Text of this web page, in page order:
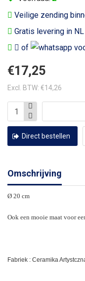
Veilige zending
Gratis levering in
of
€17,25
Excl. BTW: €14,26
Direct bestellen
Omschrijving
Ø 20 cm
Ook een mooie maat voor
Fabriek : Ceramika